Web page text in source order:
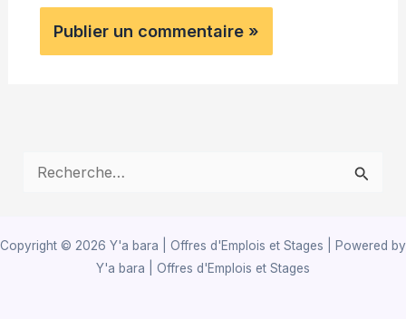
h
Copyright © 2026 Y'a bara | Offres d'Emplois et Stages | Powered by
Y'a bara | Offres d'Emplois et Stages